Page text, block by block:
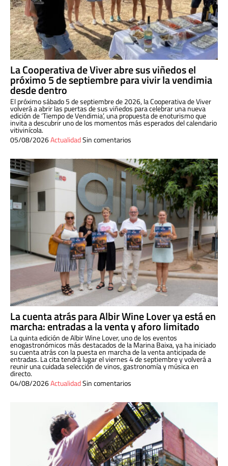
La Cooperativa de Viver abre sus viñedos el
próximo 5 de septiembre para vivir la vendimia
desde dentro
El próximo sábado 5 de septiembre de 2026, la Cooperativa de Viver
volverá a abrir las puertas de sus viñedos para celebrar una nueva
edición de ‘Tiempo de Vendimia’, una propuesta de enoturismo que
invita a descubrir uno de los momentos más esperados del calendario
vitivinícola.
05/08/2026ActualidadSin comentarios
La cuenta atrás para Albir Wine Lover ya está en
marcha: entradas a la venta y aforo limitado
La quinta edición de Albir Wine Lover, uno de los eventos
enogastronómicos más destacados de la Marina Baixa, ya ha iniciado
su cuenta atrás con la puesta en marcha de la venta anticipada de
entradas. La cita tendrá lugar el viernes 4 de septiembre y volverá a
reunir una cuidada selección de vinos, gastronomía y música en
directo.
04/08/2026ActualidadSin comentarios